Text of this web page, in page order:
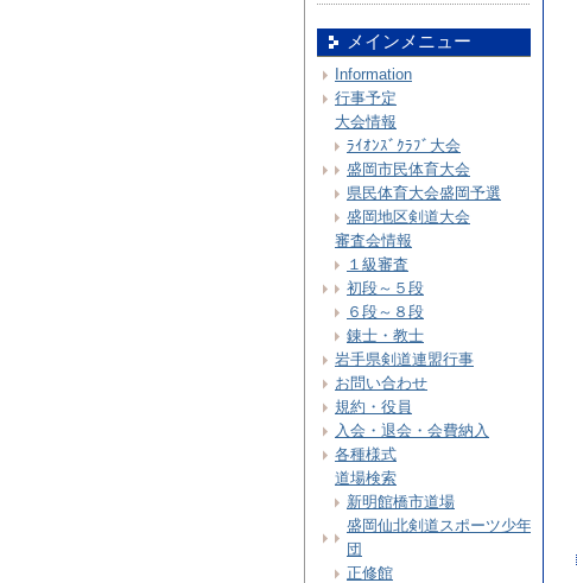
メインメニュー
Information
行事予定
大会情報
ﾗｲｵﾝｽﾞｸﾗﾌﾞ大会
盛岡市民体育大会
県民体育大会盛岡予選
盛岡地区剣道大会
審査会情報
１級審査
初段～５段
６段～８段
錬士・教士
岩手県剣道連盟行事
お問い合わせ
規約・役員
入会・退会・会費納入
各種様式
道場検索
新明館橋市道場
盛岡仙北剣道スポーツ少年
団
正修館